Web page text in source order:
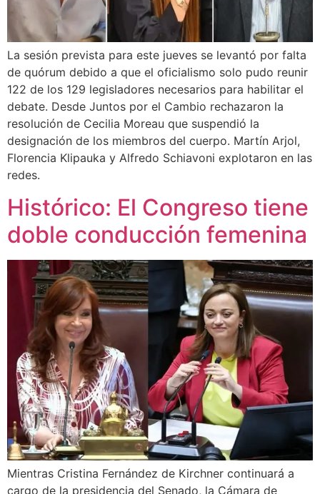
La sesión prevista para este jueves se levantó por falta
de quórum debido a que el oficialismo solo pudo reunir
122 de los 129 legisladores necesarios para habilitar el
debate. Desde Juntos por el Cambio rechazaron la
resolución de Cecilia Moreau que suspendió la
designación de los miembros del cuerpo. Martín Arjol,
Florencia Klipauka y Alfredo Schiavoni explotaron en las
redes.
Histórico: El Congreso tiene
doble conducción femenina
Mientras Cristina Fernández de Kirchner continuará a
cargo de la presidencia del Senado, la Cámara de